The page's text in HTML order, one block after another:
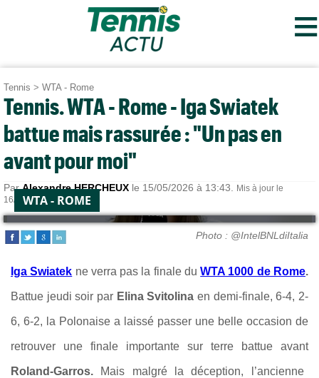
≡
Tennis > WTA - Rome
Tennis. WTA - Rome - Iga Swiatek
battue mais rassurée : "Un pas en
avant pour moi"
ParAlexandre HERCHEUX le 15/05/2026 à 13:43.
Mis à jour le
16/05/2026 à 17:23.
WTA - ROME
Photo : @IntelBNLdiItalia
Iga Swiatek ne verra pas la finale du WTA 1000 de Rome.
Battue jeudi soir par Elina Svitolina en demi-finale, 6-4, 2-
6, 6-2, la Polonaise a laissé passer une belle occasion de
retrouver une finale importante sur terre battue avant
Roland-Garros. Mais malgré la déception, l’ancienne